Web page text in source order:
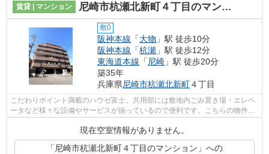
賃貸 | マンション 尼崎市杭瀬北新町４丁目のマンション
敷0
阪神本線 「大物 」駅 徒歩10分
阪神本線 「杭瀬 」駅 徒歩12分
東海道本線 「 尼崎 」駅 徒歩20分
築35年
兵庫県尼崎市杭瀬北新町４丁目
こだわりポイント満載のハウゼ富士。共用部には敷地内ごみ置き場・エレベ
ータなど様々な設備やサービスが揃っているので便利です。こちらの物件は
2駅が近くにあり便利です。こちらはマ...
現在空室情報がありません。
「尼崎市杭瀬北新町４丁目のマンション」への